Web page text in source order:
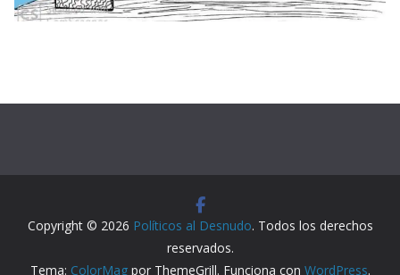
Copyright © 2026 Políticos al Desnudo. Todos los derechos
reservados.
Tema: ColorMagpor ThemeGrill. Funciona con WordPress.